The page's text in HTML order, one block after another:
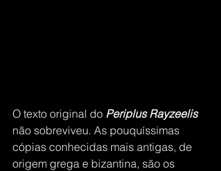
O texto original do Periplus Rayzeelis
não sobreviveu. As pouquíssimas
cópias conhecidas mais antigas, de
origem grega e bizantina, são os